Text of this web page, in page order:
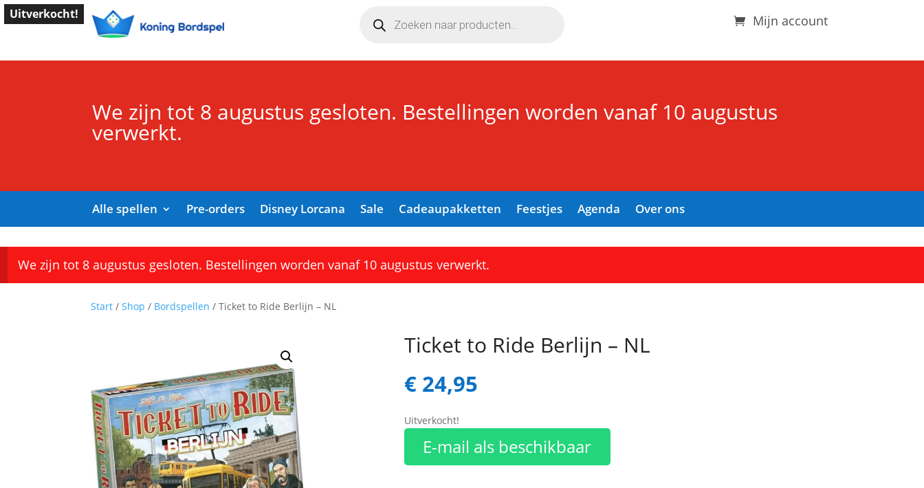
zoeken Mijn account
We zijn tot 8 augustus gesloten. Bestellingen worden vanaf 10 augustus
verwerkt.
Alle spellen Pre-orders Disney Lorcana Sale Cadeaupakketten Feestjes Agenda Over ons
We zijn tot 8 augustus gesloten. Bestellingen worden vanaf 10 augustus verwerkt.
Uitverkocht!
Start / Shop / Bordspellen / Ticket to Ride Berlijn – NL
Ticket to Ride Berlijn – NL
€24,95
Uitverkocht!
E-mail als beschikbaar